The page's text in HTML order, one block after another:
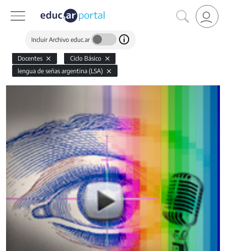
Incluir Archivo educ.ar
Docentes
Ciclo Básico
lengua de señas argentina (LSA)